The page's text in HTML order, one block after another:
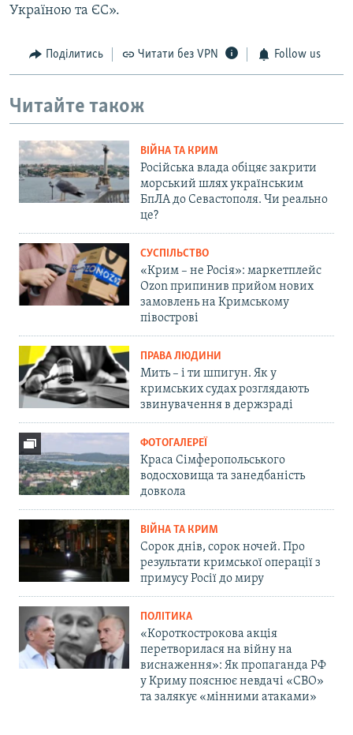
Україною та ЄС».
Поділитись Читати без VPN Follow us
Читайте також
ВІЙНА ТА КРИМ
Російська влада обіцяє закрити
морський шлях українським
БпЛА до Севастополя. Чи реально
це?
СУСПІЛЬСТВО
«Крим – не Росія»: маркетплейс
Ozon припинив прийом нових
замовлень на Кримському
півострові
ПРАВА ЛЮДИНИ
Мить – і ти шпигун. Як у
кримських судах розглядають
звинувачення в держзраді
ФОТОГАЛЕРЕЇ
Краса Сімферопольського
водосховища та занедбаність
довкола
ВІЙНА ТА КРИМ
Сорок днів, сорок ночей. Про
результати кримської операції з
примусу Росії до миру
ПОЛІТИКА
«Короткострокова акція
перетворилася на війну на
виснаження»: Як пропаганда РФ
у Криму пояснює невдачі «СВО»
та залякує «мінними атаками»